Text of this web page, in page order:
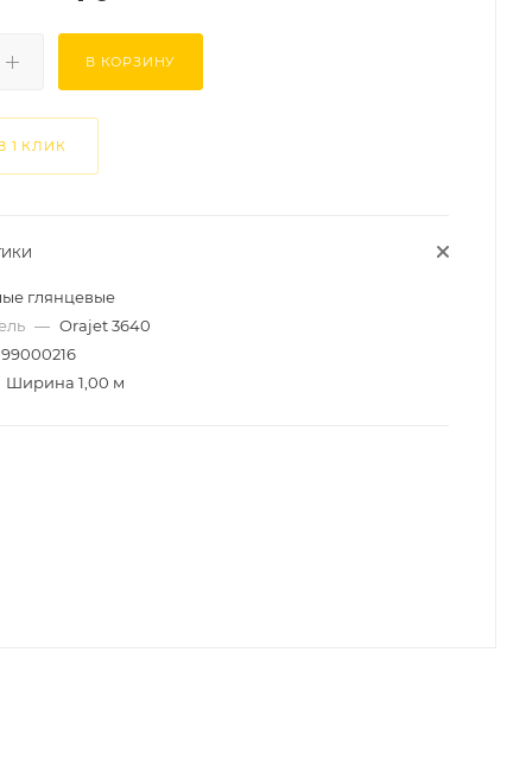
В КОРЗИНУ
1 КЛИК
глянцевые
— Orajet 3640
99000216
Ширина 1,00 м